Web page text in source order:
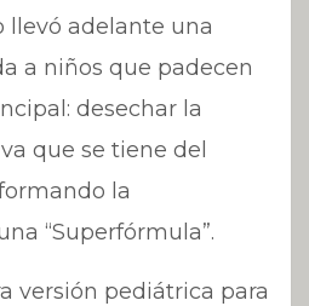
llevó adelante una
a niños que padecen
desechar la
que se tiene del
la
“Superfórmula”.
versión pediátrica para